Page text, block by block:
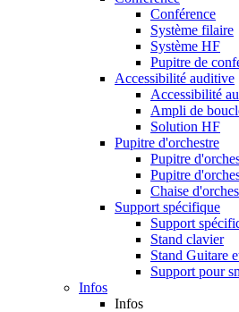
Conférence
Système filaire
Système HF
Pupitre de
Accessibilité auditive
Accessibilité
Ampli de
Solution HF
Pupitre d'orchestre
Pupitre
Pupitre
Chaise
Support spécifique
Support
Stand clavier
Stand Guitare
Support pour
Infos
Infos